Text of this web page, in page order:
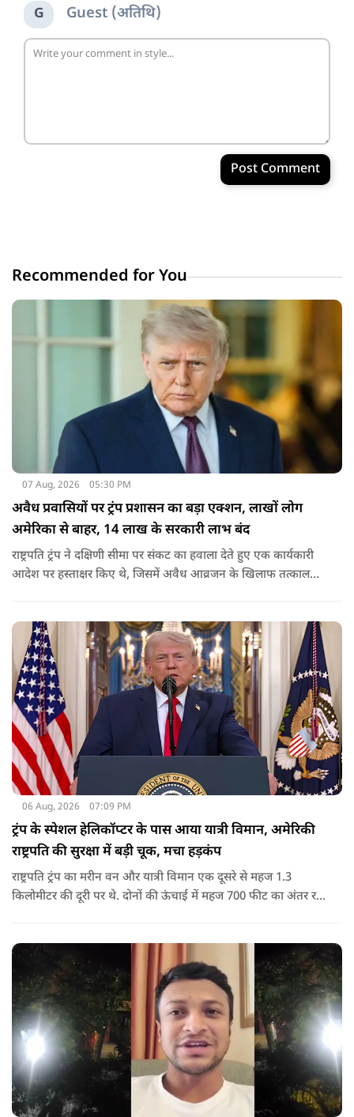
G Guest (अतिथि)
Post Comment
Recommended for You
07 Aug, 2026 05:30 PM
अवैध प्रवासियों पर ट्रंप प्रशासन का बड़ा एक्शन, लाखों लोग
अमेरिका से बाहर, 14 लाख के सरकारी लाभ बंद
राष्ट्रपति ट्रंप ने दक्षिणी सीमा पर संकट का हवाला देते हुए एक कार्यकारी
आदेश पर हस्ताक्षर किए थे, जिसमें अवैध आव्रजन के खिलाफ तत्काल
06 Aug, 2026 07:09 PM
ट्रंप के स्पेशल हेलिकॉप्टर के पास आया यात्री विमान, अमेरिकी
राष्ट्रपति की सुरक्षा में बड़ी चूक, मचा हड़कंप
राष्ट्रपति ट्रंप का मरीन वन और यात्री विमान एक दूसरे से महज 1.3
किलोमीटर की दूरी पर थे. दोनों की ऊंचाई में महज 700 फीट का अंतर रह